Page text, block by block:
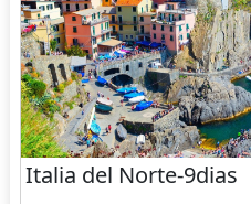
Italia del Norte-9dias